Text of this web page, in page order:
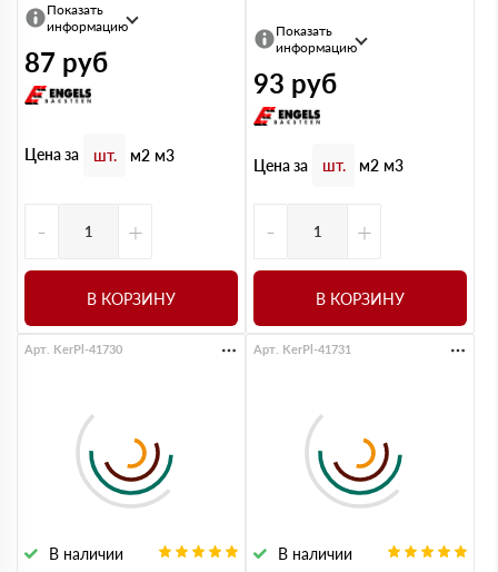
Показать
информацию
87 руб
Цена за шт. м2 м3
- +
В КОРЗИНУ
Показать
информацию
93 руб
Цена за шт. м2 м3
- +
В КОРЗИНУ
В наличии
Арт. KerPl-41730
В наличии
Арт. KerPl-41731